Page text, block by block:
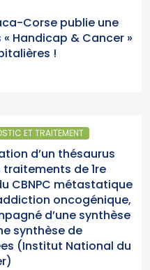
Corse publie une
Handicap & Cancer »
!
ET TRAITEMENT
d’un thésaurus
traitements de 1re
CBNPC métastatique
oncogénique,
d’une synthèse
synthèse de
(Institut National du